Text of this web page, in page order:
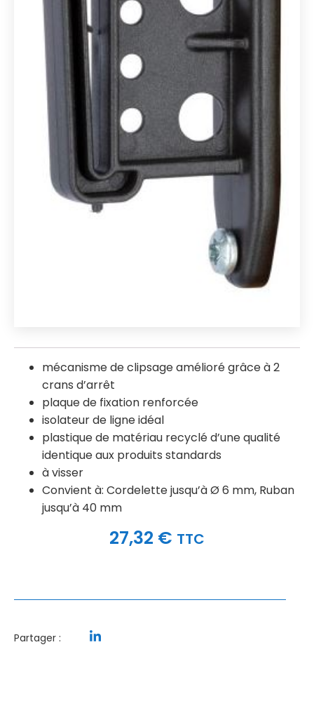
mécanisme de clipsage amélioré grâce à 2
crans d’arrêt
plaque de fixation renforcée
isolateur de ligne idéal
plastique de matériau recyclé d’une qualité
identique aux produits standards
à visser
Convient à: Cordelette jusqu’à Ø 6 mm, Ruban
jusqu’à 40 mm
27,32 € TTC
Partager :